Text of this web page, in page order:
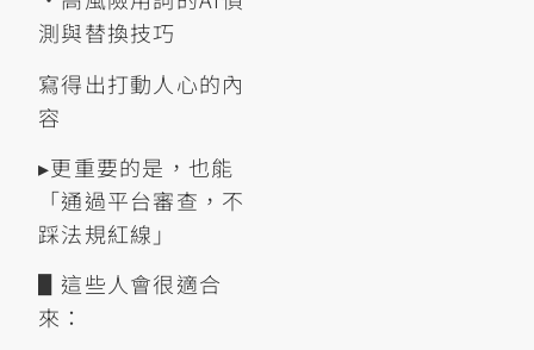
測與替換技巧
寫得出打動人心的內
容
▸更重要的是，也能
「通過平台審查，不
踩法規紅線」
▋這些人會很適合
來：